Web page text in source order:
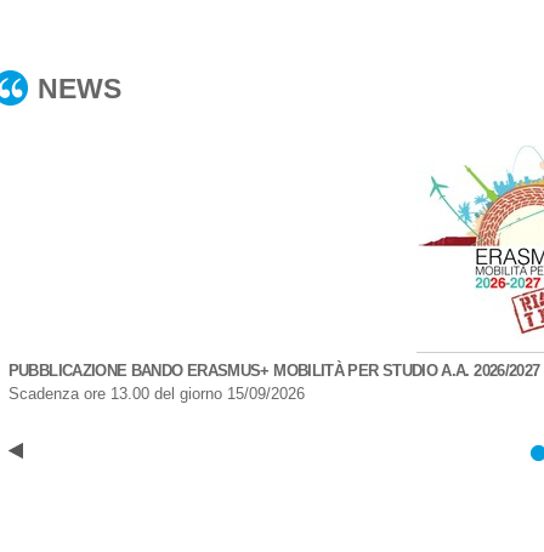
NEWS
PUBBLICAZIONE BANDO ERASMUS+ MOBILITÀ PER STUDIO A.A. 2026/
Scadenza ore 13.00 del giorno 15/09/2026